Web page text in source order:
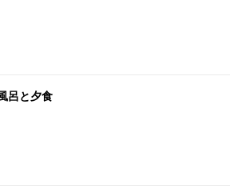
呂と夕食